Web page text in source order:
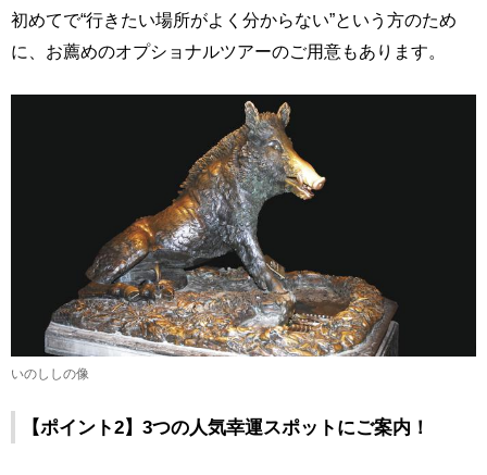
初めてで“行きたい場所がよく分からない”という方のため
に、お薦めのオプショナルツアーのご用意もあります。
いのししの像
【ポイント2】3つの人気幸運スポットにご案内！